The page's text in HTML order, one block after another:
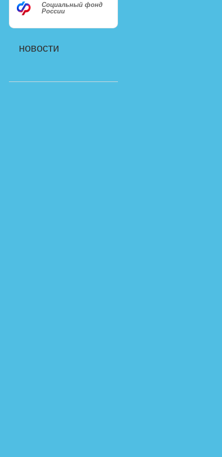
Социальный фонд
России
новости